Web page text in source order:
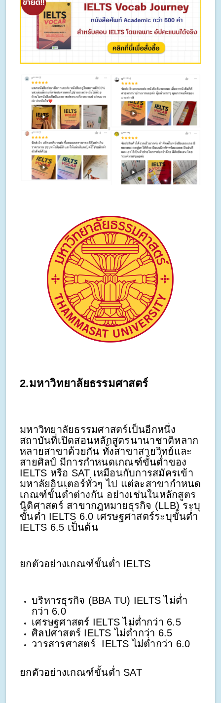
2.มหาวิทยาลัยธรรมศาสตร์
มหาวิทยาลัยธรรมศาสตร์เป็นอีกหนึ่ง
สถาบันที่เปิดสอนหลักสูตรนานาชาติหลาก
หลายสาขาด้วยกัน ทั้งสาขาสายวิทย์และ
สายศิลป์ มีการกำหนดเกณฑ์ขั้นต่ำของ
IELTS หรือ SAT เหมือนกับการสมัครเข้า
มหาลัยอินเตอร์ทั่วๆ ไป แต่ละสาขากำหนด
เกณฑ์ขั้นต่ำต่างกัน อย่างเช่นในหลักสูตร
นิติศาสตร์ สาขากฎหมายธุรกิจ (LLB) ระบุ
ขั้นต่ำ IELTS 6.0 เศรษฐศาสตร์ระบุขั้นต่ำ
IELTS 6.5 เป็นต้น
ยกตัวอย่างเกณฑ์ขั้นต่ำ IELTS
บริหารธุรกิจ (BBA TU) IELTS ไม่ต่ำ
กว่า 6.0
เศรษฐศาสตร์ IELTS ไม่ต่ำกว่า 6.5
ศิลปศาสตร์ IELTS ไม่ต่ำกว่า 6.5
วารสารศาสตร์ IELTS ไม่ต่ำกว่า 6.0
ยกตัวอย่างเกณฑ์ขั้นต่ำ SAT